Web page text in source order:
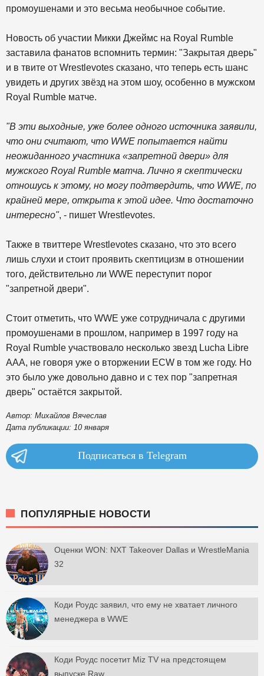
промоушенами и это весьма необычное событие.
Новость об участии Микки Джеймс на Royal Rumble
заставила фанатов вспомнить термин: "Закрытая дверь"
и в твите от Wrestlevotes сказано, что теперь есть шанс
увидеть и других звёзд на этом шоу, особенно в мужском
Royal Rumble матче.
"В эти выходные, уже более одного источника заявили,
что они считают, что WWE попытается найти
неожиданного участника «запретной двери» для
мужского Royal Rumble матча. Лично я скептически
отношусь к этому, но могу подтвердить, что WWE, по
крайней мере, открыта к этой идее. Что достаточно
интересно", - пишет Wrestlevotes.
Также в твиттере Wrestlevotes сказано, что это всего
лишь слухи и стоит проявить скептицизм в отношении
того, действительно ли WWE переступит порог
"запретной двери".
Стоит отметить, что WWE уже сотрудничала с другими
промоушенами в прошлом, например в 1997 году на
Royal Rumble участвовало несколько звезд Lucha Libre
AAA, не говоря уже о вторжении ECW в том же году. Но
это было уже довольно давно и с тех пор "запретная
дверь" остаётся закрытой.
Автор: Михайлов Вячеслав
Дата публикации: 10 января
Подписаться в Telegram
ПОПУЛЯРНЫЕ НОВОСТИ
Оценки WON: NXT Takeover Dallas и WrestleMania
32
Коди Роудс заявил, что ему не хватает личного
менеджера в WWE
Коди Роудс посетит Miz TV на предстоящем
выпуске Raw